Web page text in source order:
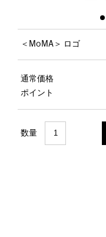
＜MoMA＞ ロゴ
通常価格
ポイント
数量